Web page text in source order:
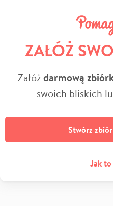
ZAŁÓŻ
Załóżdarmową
swoich bliskich
Stwórz
Jak to